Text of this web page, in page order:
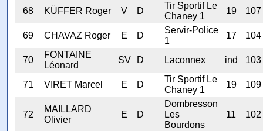
68 KÜFFER Roger V D
Tir Sportif Le
Chaney 1
19 107
69 CHAVAZ Roger E D
Servir-Police
1
17 104
70
FONTAINE
Léonard
SV D Laconnex ind 103
71 VIRET Marcel E D
Tir Sportif Le
Chaney 1
19 109
72
MAILLARD
Olivier
E D
Dombresson
Les
Bourdons
11 102